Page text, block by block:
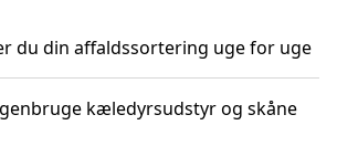
du din affaldssortering uge for uge
kæledyrsudstyr og skåne